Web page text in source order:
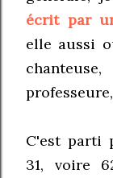
écrit par
elle aussi
C'est parti
31, voire